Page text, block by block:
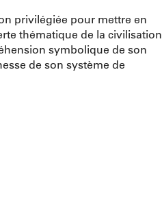
privilégiée pour mettre en
thématique de la civilisation
symbolique de son
de son système de